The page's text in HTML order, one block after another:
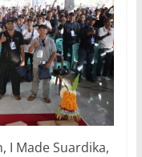
I Made Suardika,